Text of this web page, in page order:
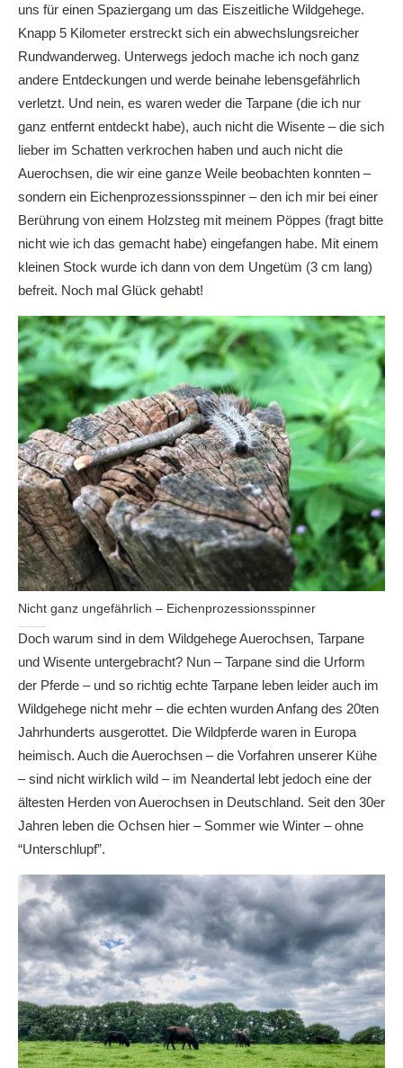
uns für einen Spaziergang um das Eiszeitliche Wildgehege.
Knapp 5 Kilometer erstreckt sich ein abwechslungsreicher
Rundwanderweg. Unterwegs jedoch mache ich noch ganz
andere Entdeckungen und werde beinahe lebensgefährlich
verletzt. Und nein, es waren weder die Tarpane (die ich nur
ganz entfernt entdeckt habe), auch nicht die Wisente – die sich
lieber im Schatten verkrochen haben und auch nicht die
Auerochsen, die wir eine ganze Weile beobachten konnten –
sondern ein Eichenprozessionsspinner – den ich mir bei einer
Berührung von einem Holzsteg mit meinem Pöppes (fragt bitte
nicht wie ich das gemacht habe) eingefangen habe. Mit einem
kleinen Stock wurde ich dann von dem Ungetüm (3 cm lang)
befreit. Noch mal Glück gehabt!
Nicht ganz ungefährlich – Eichenprozessionsspinner
Doch warum sind in dem Wildgehege Auerochsen, Tarpane
und Wisente untergebracht? Nun – Tarpane sind die Urform
der Pferde – und so richtig echte Tarpane leben leider auch im
Wildgehege nicht mehr – die echten wurden Anfang des 20ten
Jahrhunderts ausgerottet. Die Wildpferde waren in Europa
heimisch. Auch die Auerochsen – die Vorfahren unserer Kühe
– sind nicht wirklich wild – im Neandertal lebt jedoch eine der
ältesten Herden von Auerochsen in Deutschland. Seit den 30er
Jahren leben die Ochsen hier – Sommer wie Winter – ohne
“Unterschlupf”.